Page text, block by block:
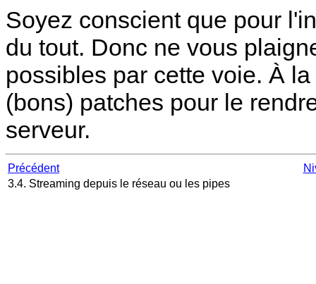
Soyez conscient que pour
du tout. Donc ne vous
possibles par cette voie. À
(bons) patches pour le
serveur.
Précédent
3.4. Streaming depuis le réseau ou les pipes